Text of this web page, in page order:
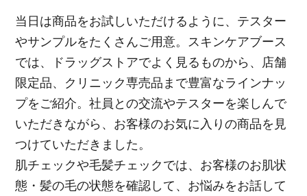
当日は商品をお試しいただけるように、テスター
やサンプルをたくさんご用意。スキンケアブース
では、ドラッグストアでよく見るものから、店舗
限定品、クリニック専売品まで豊富なラインナッ
プをご紹介。社員との交流やテスターを楽しんで
いただきながら、お客様のお気に入りの商品を見
つけていただきました。
肌チェックや毛髪チェックでは、お客様のお肌状
態・髪の毛の状態を確認して、お悩みをお話して